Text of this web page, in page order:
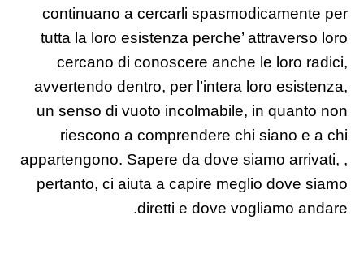
continuano a cercarli spasmodicamente per
tutta la loro esistenza perche’ attraverso loro
cercano di conoscere anche le loro radici,
avvertendo dentro, per l’intera loro esistenza,
un senso di vuoto incolmabile, in quanto non
riescono a comprendere chi siano e a chi
appartengono. Sapere da dove siamo arrivati, ,
pertanto, ci aiuta a capire meglio dove siamo
diretti e dove vogliamo andare.